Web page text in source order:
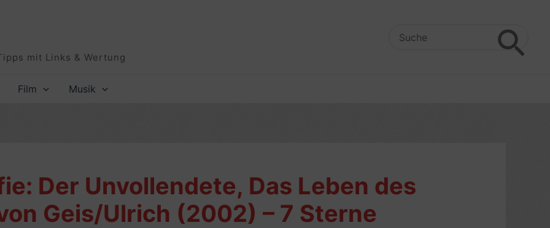
mit Links & Wertung
Search
Film Musik
Der Unvollendete, Das Leben des
Geis/Ulrich (2002) – 7 Sterne